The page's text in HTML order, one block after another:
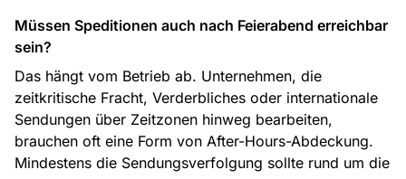
Müssen Speditionen auch nach Feierabend erreichbar
sein?
Das hängt vom Betrieb ab. Unternehmen, die
zeitkritische Fracht, Verderbliches oder internationale
Sendungen über Zeitzonen hinweg bearbeiten,
brauchen oft eine Form von After-Hours-Abdeckung.
Mindestens die Sendungsverfolgung sollte rund um die